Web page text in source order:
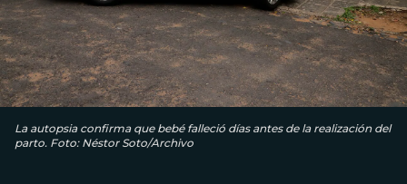
La autopsia confirma que bebé falleció días antes de la realización del
parto. Foto: Néstor Soto/Archivo